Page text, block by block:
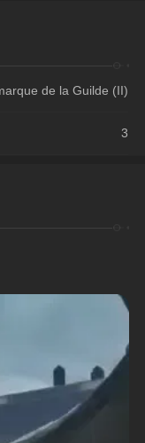
de la Guilde (II)
3
(II)